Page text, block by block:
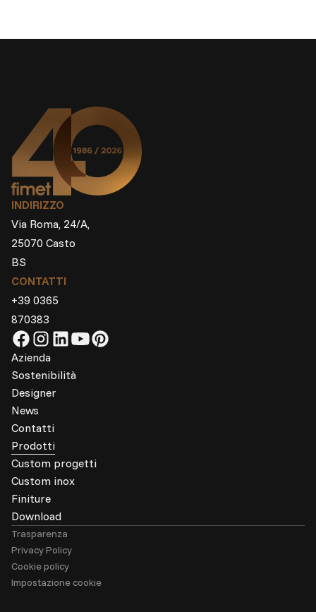
INDIRIZZO
Via Roma, 24/A,
25070 Casto
BS
CONTATTI
+39 0365
870383
Azienda
Sostenibilità
Designer
News
Contatti
Prodotti
Custom progetti
Custom inox
Finiture
Download
Trasparenza
Privacy Policy
Cookie policy
Impostazione cookie